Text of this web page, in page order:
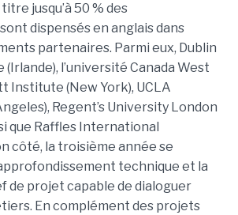
jusqu’à 50 % des
dispensés en anglais dans
partenaires. Parmi eux, Dublin
(Irlande), l’université Canada West
Institute (New York), UCLA
Regent’s University London
que Raffles International
côté, la troisième année se
technique et la
de projet capable de dialoguer
En complément des projets